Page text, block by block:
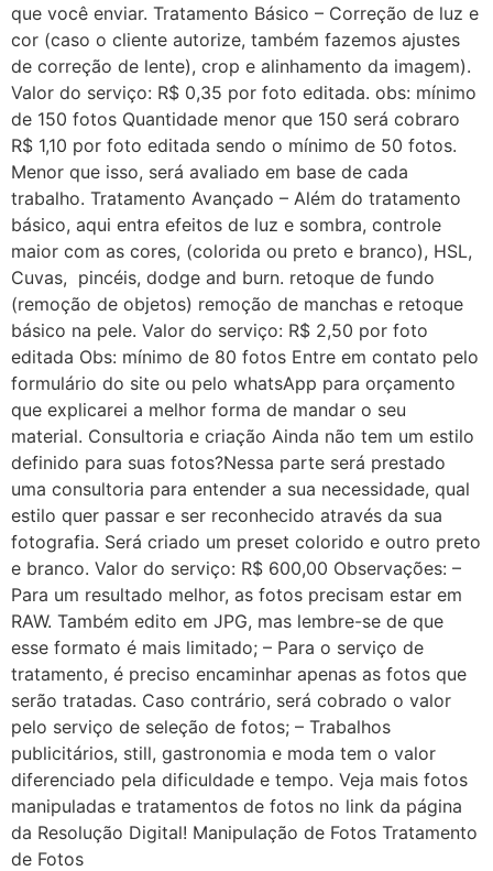
que você enviar. Tratamento Básico – Correção de luz e
cor (caso o cliente autorize, também fazemos ajustes
de correção de lente), crop e alinhamento da imagem).
Valor do serviço: R$ 0,35 por foto editada. obs: mínimo
de 150 fotos Quantidade menor que 150 será cobraro
R$ 1,10 por foto editada sendo o mínimo de 50 fotos.
Menor que isso, será avaliado em base de cada
trabalho. Tratamento Avançado – Além do tratamento
básico, aqui entra efeitos de luz e sombra, controle
maior com as cores, (colorida ou preto e branco), HSL,
Cuvas, pincéis, dodge and burn. retoque de fundo
(remoção de objetos) remoção de manchas e retoque
básico na pele. Valor do serviço: R$ 2,50 por foto
editada Obs: mínimo de 80 fotos Entre em contato pelo
formulário do site ou pelo whatsApp para orçamento
que explicarei a melhor forma de mandar o seu
material. Consultoria e criação Ainda não tem um estilo
definido para suas fotos?Nessa parte será prestado
uma consultoria para entender a sua necessidade, qual
estilo quer passar e ser reconhecido através da sua
fotografia. Será criado um preset colorido e outro preto
e branco. Valor do serviço: R$ 600,00 Observações: –
Para um resultado melhor, as fotos precisam estar em
RAW. Também edito em JPG, mas lembre-se de que
esse formato é mais limitado; – Para o serviço de
tratamento, é preciso encaminhar apenas as fotos que
serão tratadas. Caso contrário, será cobrado o valor
pelo serviço de seleção de fotos; – Trabalhos
publicitários, still, gastronomia e moda tem o valor
diferenciado pela dificuldade e tempo. Veja mais fotos
manipuladas e tratamentos de fotos no link da página
da Resolução Digital! Manipulação de Fotos Tratamento
de Fotos